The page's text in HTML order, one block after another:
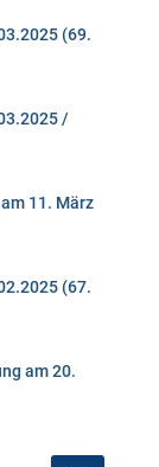
(69.
/
11. März
(67.
am 20.